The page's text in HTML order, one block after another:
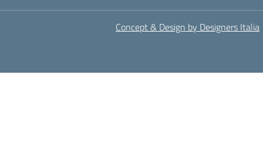
Concept & Design by Designers Italia